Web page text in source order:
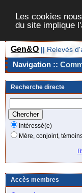
Les cookies
du site implique
Gen&O || Relevés
Navigation ::
Recherche directe
Intéressé(e)
Mère, conjoint,
Accès membres